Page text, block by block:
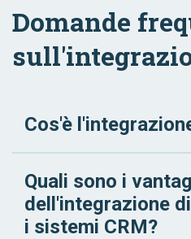
Domande
Cos'è
Quali sono i
dell'integrazione
i sistemi CRM?